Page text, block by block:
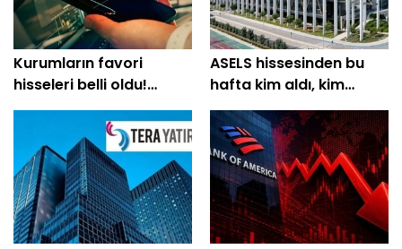
Kurumların favori
hisseleri belli oldu!
Yüzde 200'e yakın getiri
ASELS hissesinden bu
hafta kim aldı, kim
sattı?